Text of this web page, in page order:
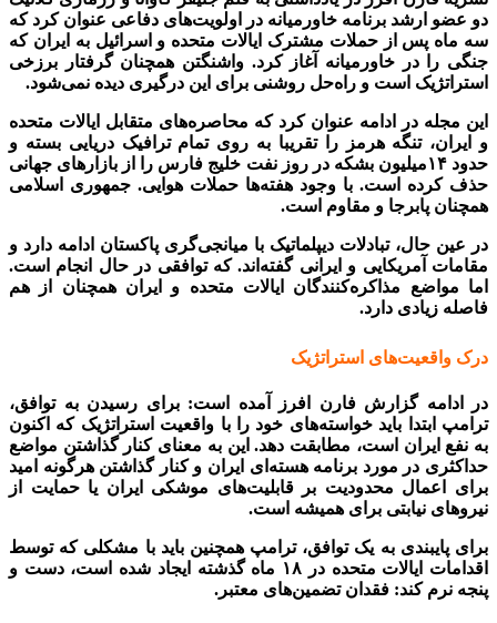
دو عضو ارشد برنامه خاورمیانه در اولویت‌های دفاعی عنوان کرد که
سه ماه پس از حملات مشترک ایالات متحده و اسرائیل به ایران که
جنگی را در خاورمیانه آغاز کرد. واشنگتن همچنان گرفتار برزخی
استراتژیک است و راه‌حل روشنی برای این درگیری دیده نمی‌شود.
این مجله در ادامه عنوان کرد که محاصره‌های متقابل ایالات متحده
و ایران، تنگه هرمز را تقریبا به روی تمام ترافیک دریایی بسته و
حدود ۱۴‌میلیون بشکه در روز نفت خلیج فارس را از بازارهای جهانی
حذف کرده است. با وجود هفته‌ها حملات هوایی. جمهوری اسلامی
همچنان پابرجا و مقاوم است.
در عین حال، تبادلات دیپلماتیک با میانجی‌گری پاکستان ادامه دارد و
مقامات آمریکایی و ایرانی گفته‌اند. که توافقی در حال انجام است.
اما مواضع مذاکره‌کنندگان ایالات متحده و ایران همچنان از هم
فاصله زیادی دارد.
درک واقعیت‌های استراتژیک
در ادامه گزارش فارن افرز آمده است: برای رسیدن به توافق،
ترامپ ابتدا باید خواسته‌های خود را با واقعیت استراتژیک که اکنون
به نفع ایران است، مطابقت دهد. این به معنای کنار گذاشتن مواضع
حداکثری در مورد برنامه هسته‌ای ایران و کنار گذاشتن هرگونه امید
برای اعمال محدودیت بر قابلیت‌های موشکی ایران یا حمایت از
نیروهای نیابتی برای همیشه است.
برای پایبندی به یک توافق، ترامپ همچنین باید با مشکلی که توسط
اقدامات ایالات متحده در ۱۸ ماه گذشته ایجاد شده است، دست و
پنجه نرم کند: فقدان تضمین‌های معتبر.